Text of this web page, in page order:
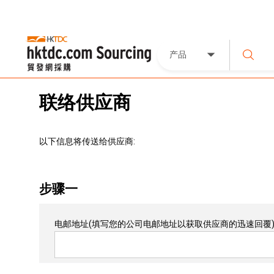
产品
联络供应商
以下信息将传送给供应商:
步骤一
电邮地址(填写您的公司电邮地址以获取供应商的迅速回覆)